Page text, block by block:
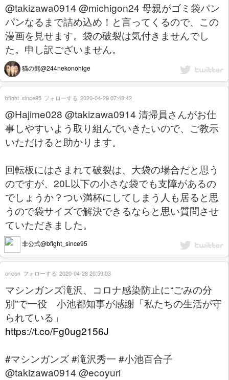
@takizawa0914 @michigon24 母親がゴミ袋パン
パンなるまで詰め込め！と言ってくるので、この
漫画を見せます。袋の破裂は気付きませんでし
た。申し訳ございません。
猫の髭@244nekonohige
@Hajime028 @takizawa0914 清掃員さんがお仕
事しやすいよう取り組んでいきたいので、ご教示
いただけると助かります。
回転板にはさまれて破裂は、大袋の場合だと思う
のですが、20L以下の小さな袋でも支障があるの
でしょうか？つい満杯にしてしまう人も居ると思
うので袋サイズで解決できるならと思い質問させ
ていただきました。
非公式@bfight_since95
bfight_since95 フォローする 2020-04-29 07:48:42
マシンガンズ滝沢、コロナ感染防止に“ごみの分
別”で一役 小池都知事が感謝「私たちの生活が守
られている」
https://t.co/Fg0ug2156J
#マシンガンズ #滝沢秀一 #小池百合子
@takizawa0914 @ecoyuri
oricon フォローする 2020-04-28 20:59:03